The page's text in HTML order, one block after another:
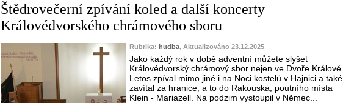
Štědrovečerní zpívání koled a další koncerty
Královédvorského chrámového sboru
Rubrika: hudba, Aktualizováno 23.12.2025
Jako každý rok v době adventní můžete slyšet
Královédvorský chrámový sbor nejen ve Dvoře Králové.
Letos zpíval mimo jiné i na Noci kostelů v Hajnici a také
zavítal za hranice, a to do Rakouska, poutního místa
Klein - Mariazell. Na podzim vystoupil v Němec...